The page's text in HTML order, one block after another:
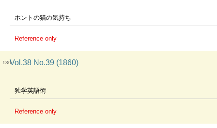
ホントの猫の気持ち
Reference only
130Vol.38 No.39 (1860)
独学英語術
Reference only